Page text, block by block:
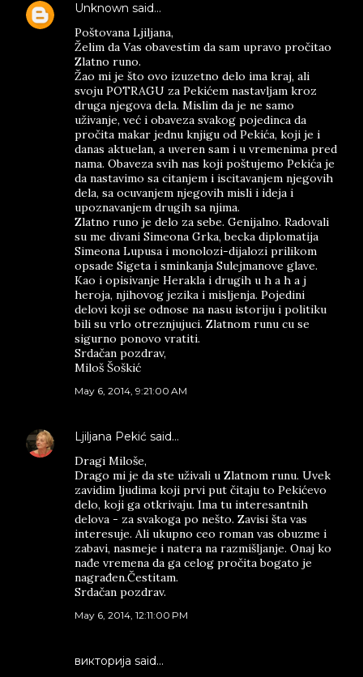
Unknown said…
Poštovana Ljiljana,
Želim da Vas obavestim da sam upravo pročitao
Zlatno runo.
Žao mi je što ovo izuzetno delo ima kraj, ali
svoju POTRAGU za Pekićem nastavljam kroz
druga njegova dela. Mislim da je ne samo
uživanje, već i obaveza svakog pojedinca da
pročita makar jednu knjigu od Pekića, koji je i
danas aktuelan, a uveren sam i u vremenima pred
nama. Obaveza svih nas koji poštujemo Pekića je
da nastavimo sa citanjem i iscitavanjem njegovih
dela, sa ocuvanjem njegovih misli i ideja i
upoznavanjem drugih sa njima.
Zlatno runo je delo za sebe. Genijalno. Radovali
su me divani Simeona Grka, becka diplomatija
Simeona Lupusa i monolozi-dijalozi prilikom
opsade Sigeta i sminkanja Sulejmanove glave.
Kao i opisivanje Herakla i drugih u h a h a j
heroja, njihovog jezika i misljenja. Pojedini
delovi koji se odnose na nasu istoriju i politiku
bili su vrlo otreznjujuci. Zlatnom runu cu se
sigurno ponovo vratiti.
Srdačan pozdrav,
Miloš Šoškić
May 6, 2014, 9:21:00 AM
Ljiljana Pekić said…
Dragi Miloše,
Drago mi je da ste uživali u Zlatnom runu. Uvek
zavidim ljudima koji prvi put čitaju to Pekićevo
delo, koji ga otkrivaju. Ima tu interesantnih
delova - za svakoga po nešto. Zavisi šta vas
interesuje. Ali ukupno ceo roman vas obuzme i
zabavi, nasmeje i natera na razmišljanje. Onaj ko
nađe vremena da ga celog pročita bogato je
nagrađen.Čestitam.
Srdačan pozdrav.
May 6, 2014, 12:11:00 PM
викторија said…